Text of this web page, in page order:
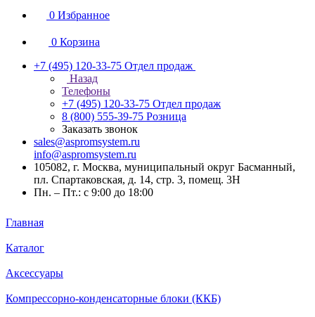
0 Избранное
0 Корзина
+7 (495) 120-33-75 Отдел продаж
Назад
Телефоны
+7 (495) 120-33-75 Отдел продаж
8 (800) 555-39-75 Розница
Заказать звонок
sales@aspromsystem.ru
info@aspromsystem.ru
105082, г. Москва, муниципальный округ Басманный,
пл. Спартаковская, д. 14, стр. 3, помещ. 3Н
Пн. – Пт.: с 9:00 до 18:00
Главная
Каталог
Аксессуары
Компрессорно-конденсаторные блоки (ККБ)